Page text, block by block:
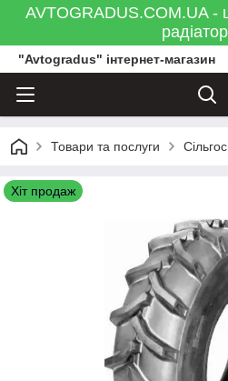
AVTOGRADUS.COM.UA -
"Avtogradus" інтернет-магазин
Товари та послуги
Хіт продаж